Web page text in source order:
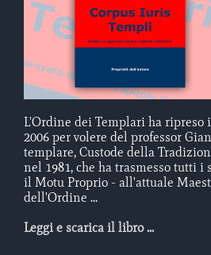
L'Ordine dei Templari ha ripreso
2006 per volere del professor
templare, Custode della
nel 1981, che ha trasmesso tutti i
il Motu Proprio - all'attuale
dell'Ordine ...
Leggi e scarica il libro ...